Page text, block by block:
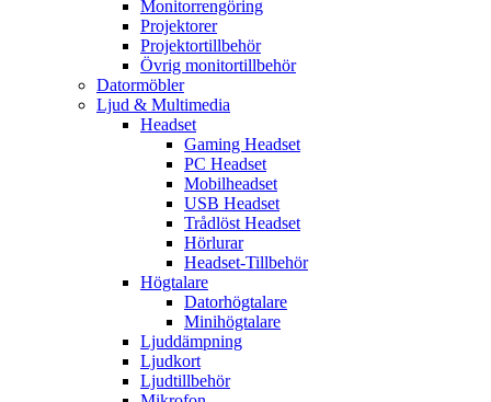
Monitorrengöring
Projektorer
Projektortillbehör
Övrig monitortillbehör
Datormöbler
Ljud & Multimedia
Headset
Gaming Headset
PC Headset
Mobilheadset
USB Headset
Trådlöst Headset
Hörlurar
Headset-Tillbehör
Högtalare
Datorhögtalare
Minihögtalare
Ljuddämpning
Ljudkort
Ljudtillbehör